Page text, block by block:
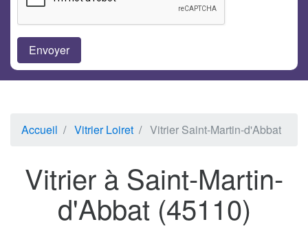
Accueil Vitrier Loiret Vitrier Saint-Martin-d'Abbat
Vitrier à Saint-Martin-
d'Abbat (45110)